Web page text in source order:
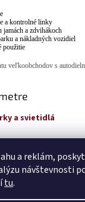
a reklám,
návštevnosti
tu.
a kontrolné linky
jamách a zdvihákoch
a nákladných vozidiel
použitie
veľkoobchodov s
a svietidlá